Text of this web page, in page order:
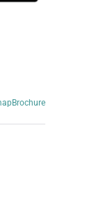
Brochure